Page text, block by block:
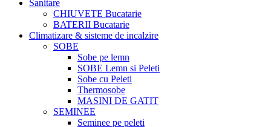
Sanitare
CHIUVETE Bucatarie
BATERII Bucatarie
Climatizare & sisteme de incalzire
SOBE
Sobe pe lemn
SOBE Lemn si Peleti
Sobe cu Peleti
Thermosobe
MASINI DE GATIT
SEMINEE
Seminee pe peleti